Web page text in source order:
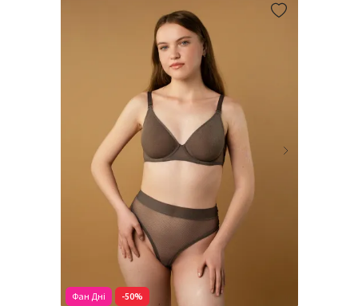
Фан Дні -50%